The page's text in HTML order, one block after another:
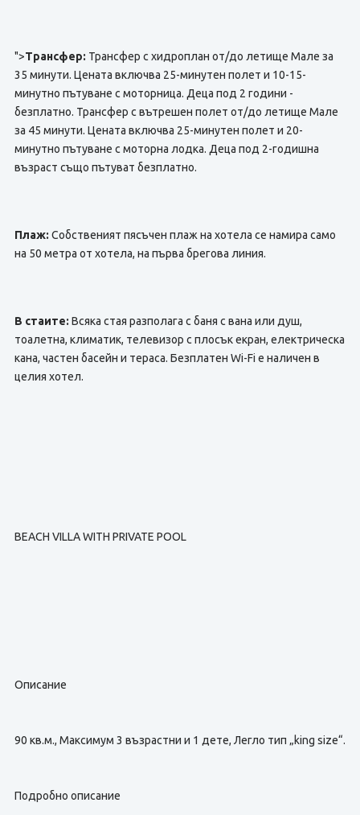
">Трансфер: Трансфер с хидроплан от/до летище Мале за
35 минути. Цената включва 25-минутен полет и 10-15-
минутно пътуване с моторница. Деца под 2 години -
безплатно. Трансфер с вътрешен полет от/до летище Мале
за 45 минути. Цената включва 25-минутен полет и 20-
минутно пътуване с моторна лодка. Деца под 2-годишна
възраст също пътуват безплатно.
Плаж: Собственият пясъчен плаж на хотела се намира само
на 50 метра от хотела, на първа брегова линия.
В стаите: Всяка стая разполага с баня с вана или душ,
тоалетна, климатик, телевизор с плосък екран, електрическа
кана, частен басейн и тераса. Безплатен Wi-Fi е наличен в
целия хотел.
BEACH VILLA WITH PRIVATE POOL
Описание
90 кв.м., Максимум 3 възрастни и 1 дете, Легло тип „king size“.
Подробно описание